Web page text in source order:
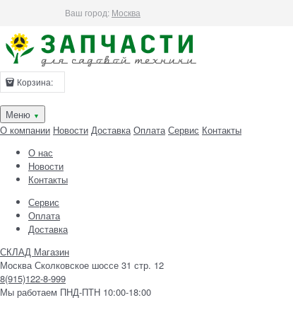
Ваш город: Москва
Корзина:
Меню ▼
О компании Новости Доставка Оплата Сервис Контакты
О нас
Новости
Контакты
Сервис
Оплата
Доставка
СКЛАД Магазин
Москва Сколковское шоссе 31 стр. 12
8(915)122-8-999
Мы работаем ПНД-ПТН 10:00-18:00